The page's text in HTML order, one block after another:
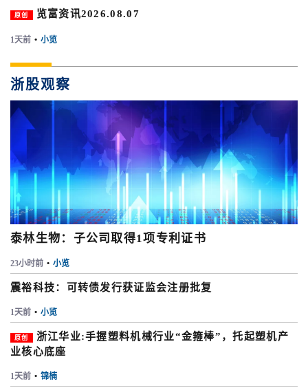
原创 览富资讯2026.08.07
1天前 • 小览
浙股观察
泰林生物：子公司取得1项专利证书
23小时前 • 小览
震裕科技：可转债发行获证监会注册批复
1天前 • 小览
原创
浙江华业:手握塑料机械行业“金箍棒”，托起塑机产
业核心底座
1天前 • 锦楠